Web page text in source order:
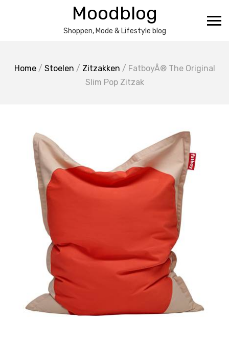
Moodblog
Shoppen, Mode & Lifestyle blog
Home/ Stoelen / Zitzakken / FatboyÂ® The Original
Slim Pop Zitzak